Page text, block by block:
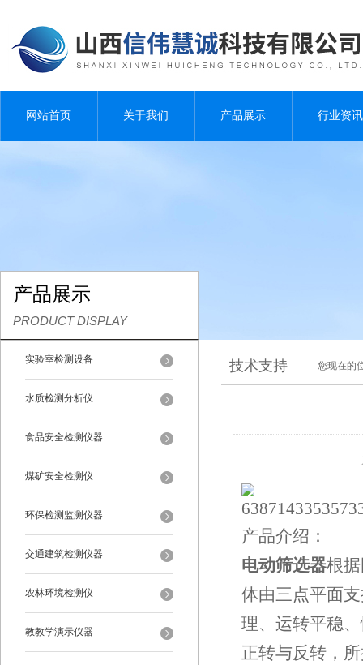
网站首页 关于我们 产品展示 行业资讯
产品展示
PRODUCT DISPLAY
实验室检测设备
水质检测分析仪
食品安全检测仪器
煤矿安全检测仪
环保检测监测仪器
交通建筑检测仪器
农林环境检测仪
教教学演示仪器
技术支持 您现在的
产品介绍：
电动筛选器根
体由三点平面
理、运转平稳
正转与反转，